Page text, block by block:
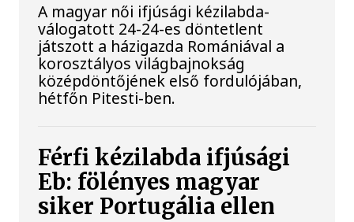
A magyar női ifjúsági kézilabda-
válogatott 24-24-es döntetlent
játszott a házigazda Romániával a
korosztályos világbajnokság
középdöntőjének első fordulójában,
hétfőn Pitesti-ben.
Férfi kézilabda ifjúsági
Eb: fölényes magyar
siker Portugália ellen